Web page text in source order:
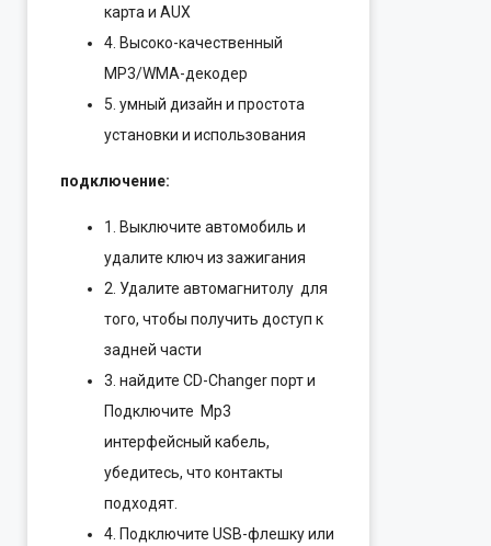
карта и AUX
4. Высоко-качественный
MP3/WMA-декодер
5. умный дизайн и простота
установки и использования
подключение:
1. Выключите автомобиль и
удалите ключ из зажигания
2. Удалите автомагнитолу для
того, чтобы получить доступ к
задней части
3. найдите CD-Changer порт и
Подключите Mp3
интерфейсный кабель,
убедитесь, что контакты
подходят.
4. Подключите USB-флешку или